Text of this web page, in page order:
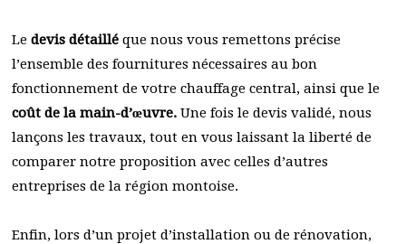
Le devis détaillé que nous vous remettons précise
l’ensemble des fournitures nécessaires au bon
fonctionnement de votre chauffage central, ainsi que le
coût de la main-d’œuvre. Une fois le devis validé, nous
lançons les travaux, tout en vous laissant la liberté de
comparer notre proposition avec celles d’autres
entreprises de la région montoise.
Enfin, lors d’un projet d’installation ou de rénovation,